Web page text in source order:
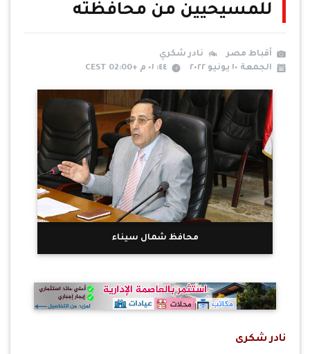
للمسيحيين من محافظته
أقباط مصر
نادر شكري
الجمعة ١٠ يونيو ٢٠٢٢
٤٤: ٠١ م +02:00 CEST
محافظ شمال سيناء
نادر شكرى